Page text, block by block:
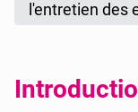
l'entretien des